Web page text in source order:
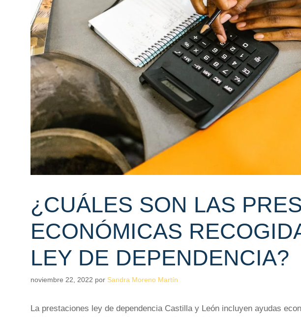
¿CUÁLES SON LAS
ECONÓMICAS
LEY DE DEPENDENCIA?
noviembre 22, 2022 por Sandra Moreno Martín
La prestaciones ley de dependencia Castilla y León incluyen ayudas